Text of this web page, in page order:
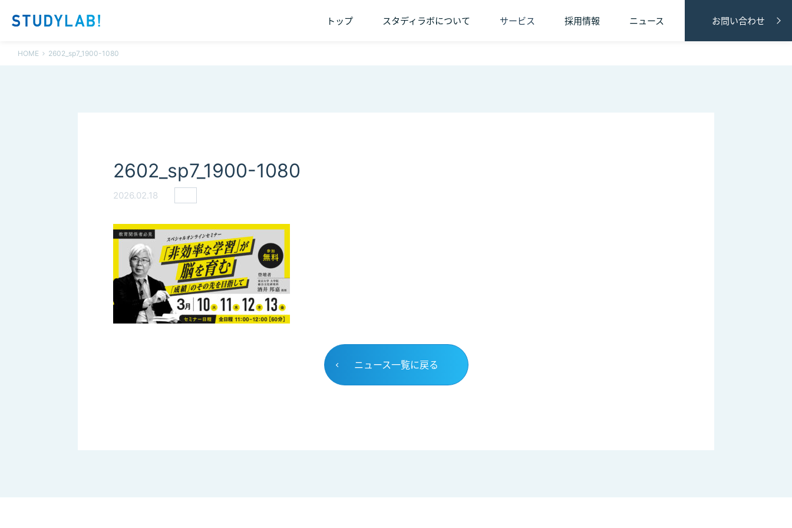
トップ スタディラボについて サービス 採用情報 ニュース お問い合わせ
HOME 2602_sp7_1900-1080
2602_sp7_1900-1080
2026.02.18
ニュース一覧に戻る